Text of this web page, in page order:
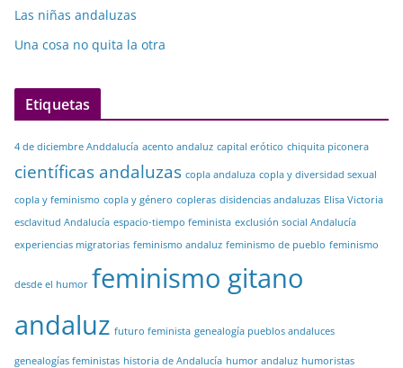
Las niñas andaluzas
Una cosa no quita la otra
Etiquetas
4 de diciembre Anddalucía acento andaluz capital erótico chiquita piconera
científicas andaluzas copla andaluza copla y diversidad sexual
copla y feminismo copla y género copleras disidencias andaluzas Elisa Victoria
esclavitud Andalucía espacio-tiempo feminista exclusión social Andalucía
experiencias migratorias feminismo andaluz feminismo de pueblo feminismo
desde el humor feminismo gitano
andaluz futuro feminista genealogía pueblos andaluces
genealogías feministas historia de Andalucía humor andaluz humoristas